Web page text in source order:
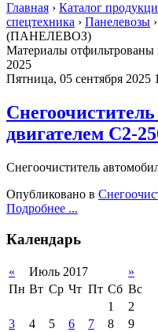
Главная › Каталог
спецтехника › Панелевозы ›
(ПАНЕЛЕВОЗ)
Материалы отфильтрованы
2025
Пятница, 05 сентября 2025
двигателем С2-
Снегоочиститель
Опубликовано в
Подробнее ...
Календарь
« Июль 2017
»
Пн Вт Ср Чт Пт Сб Вс
1
2
3
4 5 6 7 8
9